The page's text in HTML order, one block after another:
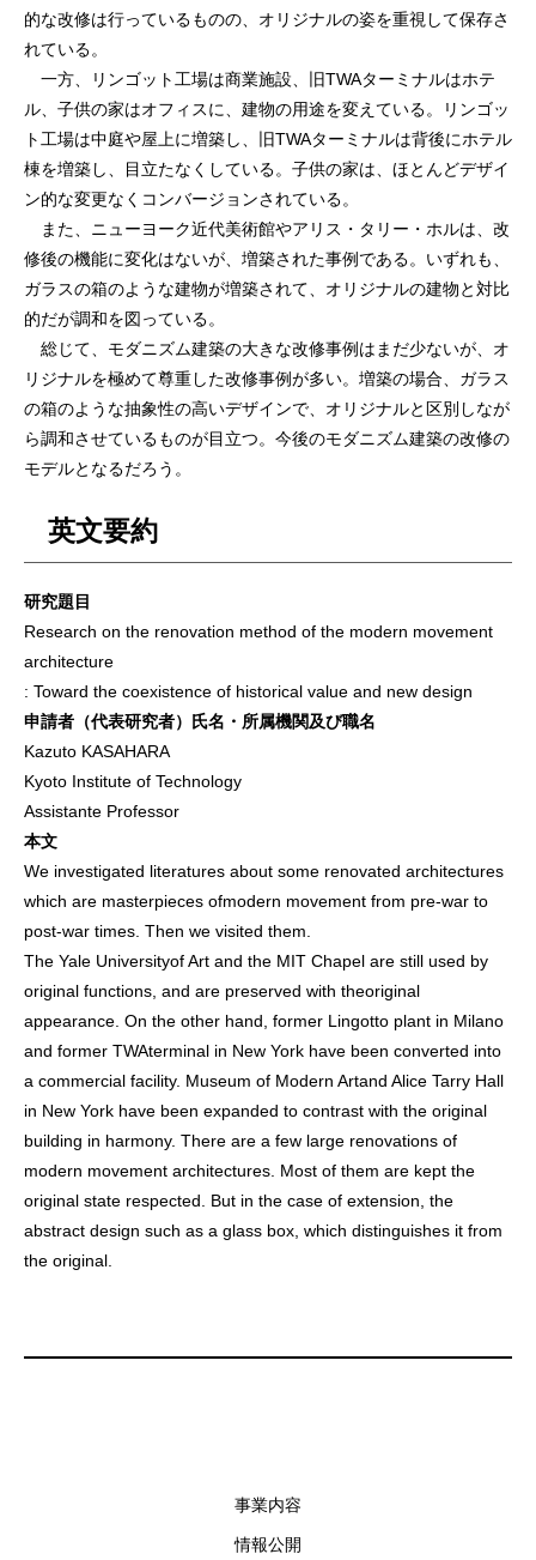
的な改修は行っているものの、オリジナルの姿を重視して保存さ
れている。
一方、リンゴット工場は商業施設、旧TWAターミナルはホテ
ル、子供の家はオフィスに、建物の用途を変えている。リンゴッ
ト工場は中庭や屋上に増築し、旧TWAターミナルは背後にホテル
棟を増築し、目立たなくしている。子供の家は、ほとんどデザイ
ン的な変更なくコンバージョンされている。
また、ニューヨーク近代美術館やアリス・タリー・ホルは、改
修後の機能に変化はないが、増築された事例である。いずれも、
ガラスの箱のような建物が増築されて、オリジナルの建物と対比
的だが調和を図っている。
総じて、モダニズム建築の大きな改修事例はまだ少ないが、オ
リジナルを極めて尊重した改修事例が多い。増築の場合、ガラス
の箱のような抽象性の高いデザインで、オリジナルと区別しなが
ら調和させているものが目立つ。今後のモダニズム建築の改修の
モデルとなるだろう。
英文要約
研究題目
Research on the renovation method of the modern movement
architecture
: Toward the coexistence of historical value and new design
申請者（代表研究者）氏名・所属機関及び職名
Kazuto KASAHARA
Kyoto Institute of Technology
Assistante Professor
本文
We investigated literatures about some renovated architectures
which are masterpieces ofmodern movement from pre-war to
post-war times. Then we visited them.
The Yale Universityof Art and the MIT Chapel are still used by
original functions, and are preserved with theoriginal
appearance. On the other hand, former Lingotto plant in Milano
and former TWAterminal in New York have been converted into
a commercial facility. Museum of Modern Artand Alice Tarry Hall
in New York have been expanded to contrast with the original
building in harmony. There are a few large renovations of
modern movement architectures. Most of them are kept the
original state respected. But in the case of extension, the
abstract design such as a glass box, which distinguishes it from
the original.
事業内容
情報公開